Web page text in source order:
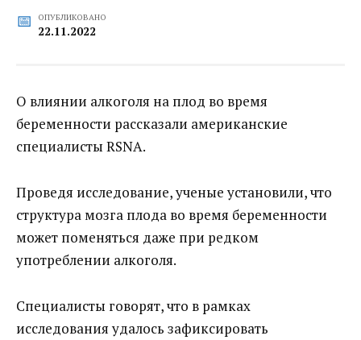
ОПУБЛИКОВАНО
22.11.2022
О влиянии алкоголя на плод во время
беременности рассказали американские
специалисты RSNA.
Проведя исследование, ученые установили, что
структура мозга плода во время беременности
может поменяться даже при редком
употреблении алкоголя.
Специалисты говорят, что в рамках
исследования удалось зафиксировать